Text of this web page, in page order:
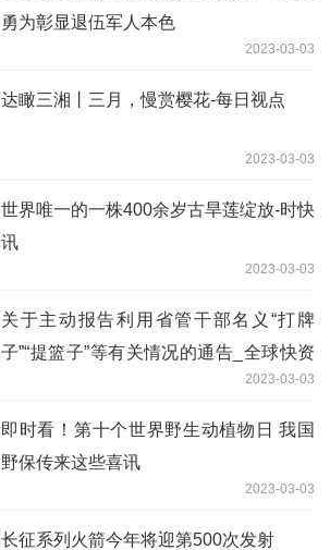
勇为彰显退伍军人本色
2023-03-03
达瞰三湘丨三月，慢赏樱花-每日视点
2023-03-03
世界唯一的一株400余岁古旱莲绽放-时快
讯
2023-03-03
关于主动报告利用省管干部名义“打牌
子”“提篮子”等有关情况的通告_全球快资
2023-03-03
即时看！第十个世界野生动植物日 我国
野保传来这些喜讯
2023-03-03
长征系列火箭今年将迎第500次发射